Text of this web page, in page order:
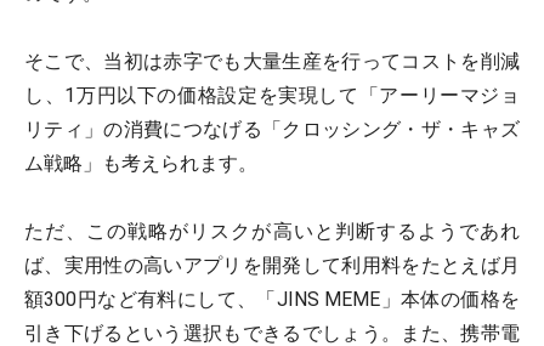
そこで、当初は赤字でも大量生産を行ってコストを削減
し、1万円以下の価格設定を実現して「アーリーマジョ
リティ」の消費につなげる「クロッシング・ザ・キャズ
ム戦略」も考えられます。
ただ、この戦略がリスクが高いと判断するようであれ
ば、実用性の高いアプリを開発して利用料をたとえば月
額300円など有料にして、「JINS MEME」本体の価格を
引き下げるという選択もできるでしょう。また、携帯電